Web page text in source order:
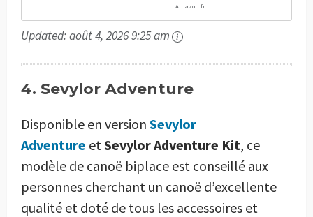
Amazon.fr
Updated:août 4, 2026 9:25 am
4. Sevylor Adventure
Disponible en version Sevylor
Adventure et Sevylor Adventure Kit, ce
modèle de canoë biplace est conseillé aux
personnes cherchant un canoë d’excellente
qualité et doté de tous les accessoires et